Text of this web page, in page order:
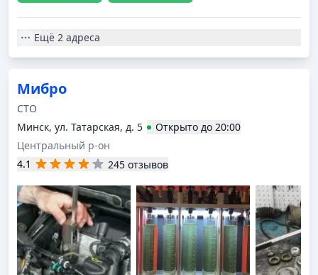
Ещё 2 адреса
Мибро
СТО
Минск, ул. Татарская, д. 5
Открыто до 20:00
Центральный р-он
4.1
245 отзывов